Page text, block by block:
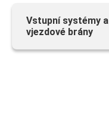
Vstupní systémy a
vjezdové brány